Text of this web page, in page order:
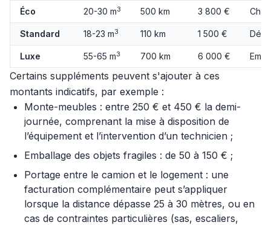
Éco 20-30 m3 500 km 3 800 €
Standard 18-23 m3 110 km 1 500 €
Luxe 55-65 m3 700 km 6 000 €
Certains suppléments peuvent s'ajouter à ces
montants indicatifs, par exemple :
Monte-meubles : entre 250 € et 450 € la demi-
journée, comprenant la mise à disposition de
l’équipement et l’intervention d’un technicien ;
Emballage des objets fragiles : de 50 à 150 € ;
Portage entre le camion et le logement : une
facturation complémentaire peut s’appliquer
lorsque la distance dépasse 25 à 30 mètres, ou en
cas de contraintes particulières (sas, escaliers,